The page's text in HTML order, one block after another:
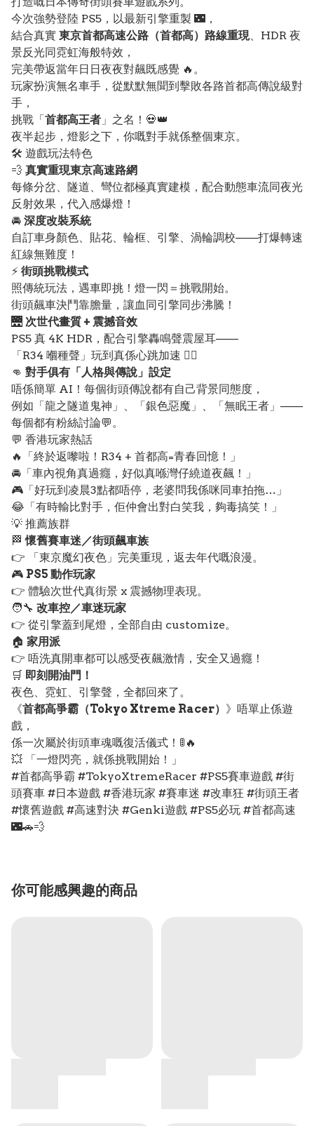
今次強勢登陸 PS5，以最新引擎重製 🌃，
結合真實 東京首都高速公路（首都高）路線重現、HDR 夜
景反光同霓虹海般特效，
完美帶返當年日日夜夜對飆既感覺 🔥。
玩家扮演無名車手，從默默無聞到擊敗各路首都高傳說級對
手，
挑戰「 首都高王者 」之名！💀👑
夜半起步，燈影之下，你嘅對手就係整個東京。
🛠️ 遊戲玩法特色
💨 真實重現東京高速路網
每條分岔、隧道、彎位都極真實建模，配合動態車流同夜光
反射效果，代入感爆燈！
🚘 深度改裝系統
自訂車身顏色、貼花、輪框、引擎、渦輪調校——打爆轉速
紅線無難度！
⚡ 街頭挑戰模式
照傳統玩法，遇車即挑！燈一閃＝挑戰開始。
街頭飆車決鬥靠膽量，讓血同引擎同步沸騰！
🌉 次世代畫質 + 震撼音效
PS5 真 4K HDR，配合引擎轟鳴聲震屋耳——
「R34 嗰種聲」玩到真係心跳加速 ❤️‍🔥
👊 對手俱有「人格與傳說」設定
唔係簡單 AI！每個街頭傳說都有自己背景同態度，
例如「龍之隧道鬼神」、「銀色惡魔」、「無眠王者」——
每個都有粉絲討論💬。
💬 香港玩家熱話
🔥「終於返嚟啦！R34 + 首都高=青春回憶！」
🚘「車內視角真過癮，好似真喺灣仔繞道夜飆！」
🎮「好玩到凌晨3點都唔停，老婆問我係咪同車拍拖…」
😂「有時輸比對手，佢仲會出對白笑我，夠毒搞笑！」
💡 推薦族群
🏁懷舊賽車迷／街頭飆車族
👉 「東京魔幻夜色」完美重現，返去年代嘅浪漫。
🎮 PS5 動作玩家
👉 體驗次世代真街景 x 震撼物理表現。
🧑‍🔧 改車控／車迷玩家
👉 從引擎蓋到尾燈，全部自由 customize。
🏠 家用派
👉 唔洗真開車都可以感受夜飆激情，安全又過癮！
🛒 即刻開油門！
夜色、霓虹、引擎聲，全都回來了。
《首都高爭霸（Tokyo Xtreme Racer） 》唔單止係遊
戲，
係一次屬於街頭車魂嘅復活儀式！🚦🔥
💥 「一燈閃亮，就係挑戰開始！」
#首都高爭霸 #TokyoXtremeRacer #PS5賽車遊戲 #街
頭賽車 #日本遊戲 #香港玩家 #賽車迷 #改車狂 #街頭王者
#懷舊遊戲 #高速對決 #Genki遊戲 #PS5必玩 #首都高速
🌃🚗💨
你可能感興趣的商品